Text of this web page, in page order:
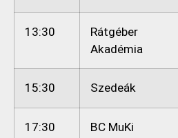
13:30
Rátgéber
Akadémia
15:30 Szedeák
17:30 BC MuKi